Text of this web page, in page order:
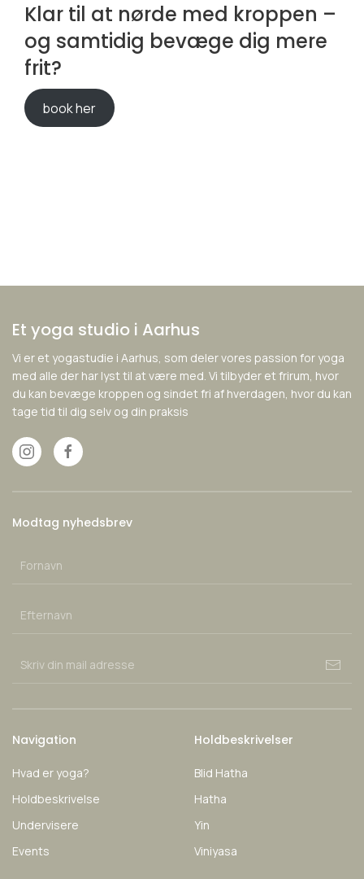
Klar til at nørde med kroppen –
og samtidig bevæge dig mere
frit?
book her
Et yoga studio i Aarhus
Vi er et yogastudie i Aarhus, som deler vores passion for yoga
med alle der har lyst til at være med. Vi tilbyder et frirum, hvor
du kan bevæge kroppen og sindet fri af hverdagen, hvor du kan
tage tid til dig selv og din praksis
Modtag nyhedsbrev
Navigation
Hvad er yoga?
Holdbeskrivelse
Undervisere
Events
Holdbeskrivelser
Blid Hatha
Hatha
Yin
Viniyasa